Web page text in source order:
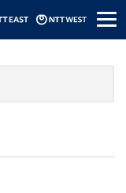
メ
ニ